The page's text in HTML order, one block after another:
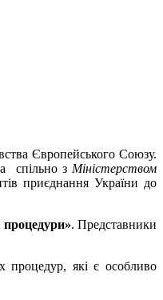
Європейського Союзу.
спільно з Міністерством
приєднання України до
процедури». Представники
процедур, які є особливо